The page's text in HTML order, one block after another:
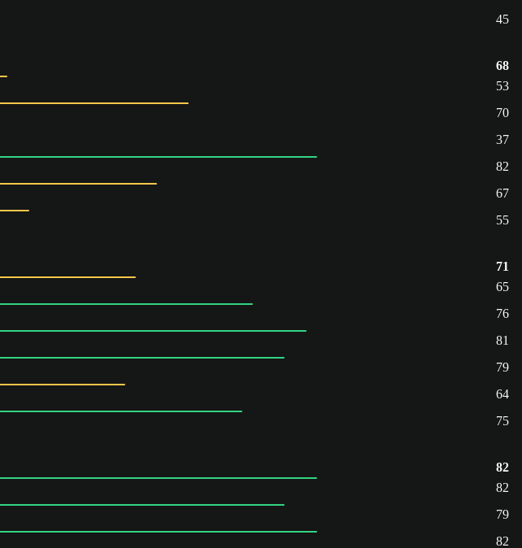
45
68
53
70
37
82
67
55
71
65
76
81
79
64
75
82
82
79
82